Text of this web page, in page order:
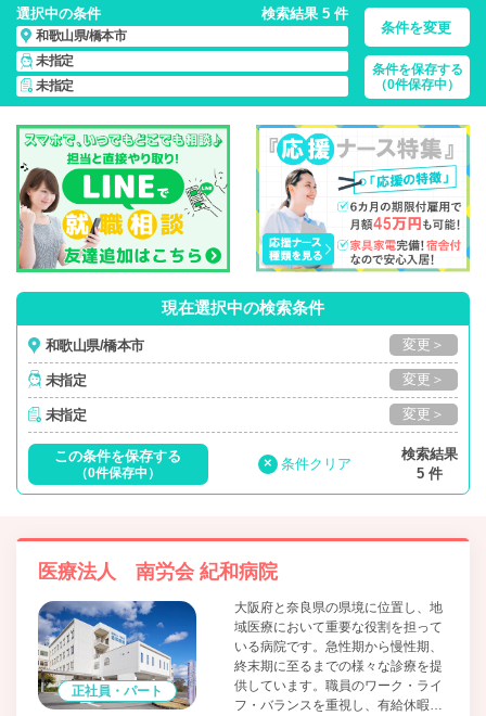
選択中の条件 検索結果 5 件
和歌山県/橋本市
未指定
未指定
条件を変更
条件を保存する
（0件保存中）
和歌山県/橋本市/正社員・パート・応援ナース・派遣の 看護師
求人・派遣・転職・募集一覧
現在選択中の検索条件
和歌山県/橋本市 変更＞
未指定 変更＞
未指定 変更＞
この条件を保存する
（0件保存中）
× 条件クリア
検索結果
5 件
医療法人 南労会 紀和病院
正社員・パート
大阪府と奈良県の県境に位置し、地
域医療において重要な役割を担って
いる病院です。急性期から慢性期、
終末期に至るまでの様々な診療を提
供しています。職員のワーク・ライ
フ・バランスを重視し、有給休暇取